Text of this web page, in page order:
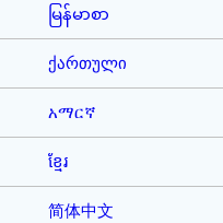
မြန်မာစာ
ქართული
አማርኛ
ខ្មែរ
简体中文